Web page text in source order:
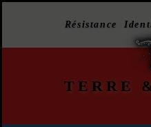
Résistance
TERRE